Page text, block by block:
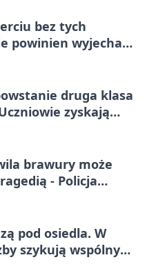
bez tych
powinien wyjechać
druga klasa
zyskają
brawury może
- Policja
pod osiedla. W
szykują wspólny